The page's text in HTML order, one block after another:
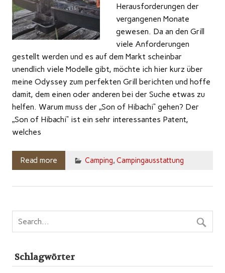
Herausforderungen der
vergangenen Monate
gewesen. Da an den Grill
viele Anforderungen
gestellt werden und es auf dem Markt scheinbar
unendlich viele Modelle gibt, möchte ich hier kurz über
meine Odyssey zum perfekten Grill berichten und hoffe
damit, dem einen oder anderen bei der Suche etwas zu
helfen. Warum muss der „Son of Hibachi“ gehen? Der
„Son of Hibachi“ ist ein sehr interessantes Patent,
welches
Read more Camping, Campingausstattung
Schlagwörter